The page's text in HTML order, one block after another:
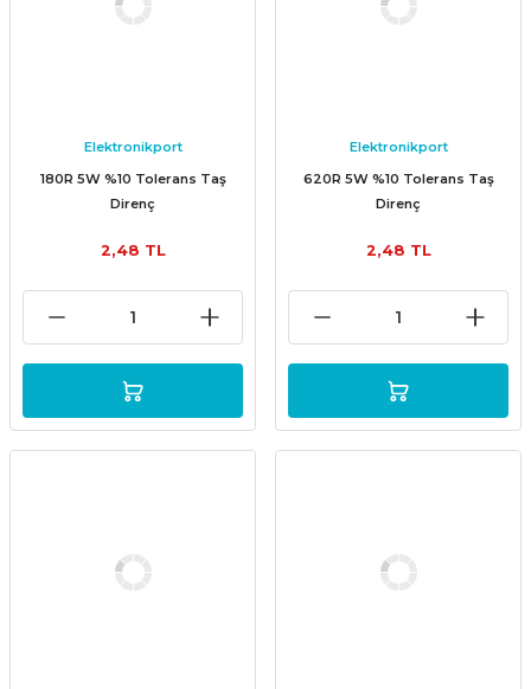
Elektronikport
180R 5W %10 Tolerans Taş
Direnç
2,48 TL
Elektronikport
620R 5W %10 Tolerans Taş
Direnç
2,48 TL